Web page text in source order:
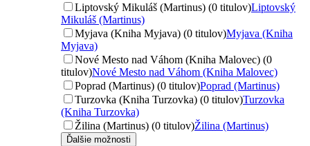
Liptovský Mikuláš (Martinus) (0 titulov)Liptovský
Mikuláš (Martinus)
Myjava (Kniha Myjava) (0 titulov)Myjava (Kniha
Myjava)
Nové Mesto nad Váhom (Kniha Malovec) (0
titulov)Nové Mesto nad Váhom (Kniha Malovec)
Poprad (Martinus) (0 titulov)Poprad (Martinus)
Turzovka (Kniha Turzovka) (0 titulov)Turzovka
(Kniha Turzovka)
Žilina (Martinus) (0 titulov)Žilina (Martinus)
Ďalšie možnosti